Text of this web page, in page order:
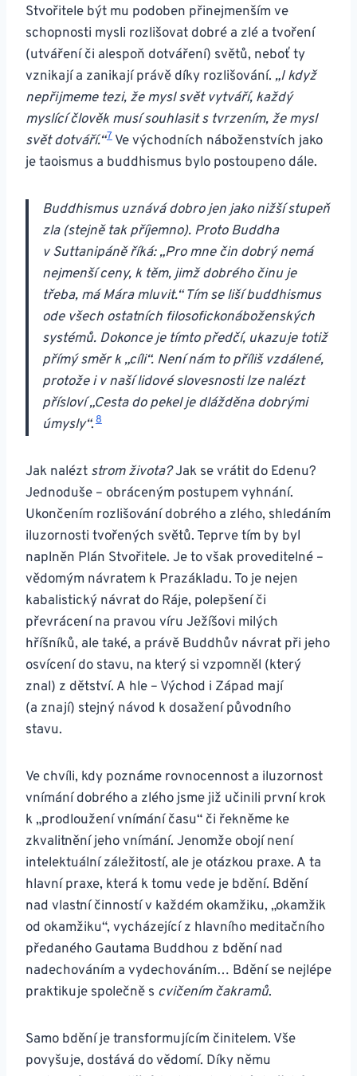
Stvořitele být mu podoben přinejmenším ve
schopnosti mysli rozlišovat dobré a zlé a tvoření
(utváření či alespoň dotváření) světů, neboť ty
vznikají a zanikají právě díky rozlišování. „I když
nepřijmeme tezi, že mysl svět vytváří, každý
myslící člověk musí souhlasit s tvrzením, že mysl
svět dotváří.“7Ve východních náboženstvích jako
je taoismus a buddhismus bylo postoupeno dále.
Buddhismus uznává dobro jen jako nižší stupeň
zla (stejně tak příjemno). Proto Buddha
v Suttanipáně říká: „Pro mne čin dobrý nemá
nejmenší ceny, k těm, jimž dobrého činu je
třeba, má Mára mluvit.“ Tím se liší buddhismus
ode všech ostatních filosofickonáboženských
systémů. Dokonce je tímto předčí, ukazuje totiž
přímý směr k „cíli“. Není nám to příliš vzdálené,
protože i v naší lidové slovesnosti lze nalézt
přísloví „Cesta do pekel je dlážděna dobrými
úmysly“.8
Jak nalézt strom života?Jak se vrátit do Edenu?
Jednoduše – obráceným postupem vyhnání.
Ukončením rozlišování dobrého a zlého, shledáním
iluzornosti tvořených světů. Teprve tím by byl
naplněn Plán Stvořitele. Je to však proveditelné –
vědomým návratem k Prazákladu. To je nejen
kabalistický návrat do Ráje, polepšení či
převrácení na pravou víru Ježíšovi milých
hříšníků, ale také, a právě Buddhův návrat při jeho
osvícení do stavu, na který si vzpomněl (který
znal) z dětství. A hle – Východ i Západ mají
(a znají) stejný návod k dosažení původního
stavu.
Ve chvíli, kdy poznáme rovnocennost a iluzornost
vnímání dobrého a zlého jsme již učinili první krok
k „prodloužení vnímání času“ či řekněme ke
zkvalitnění jeho vnímání. Jenomže obojí není
intelektuální záležitostí, ale je otázkou praxe. A ta
hlavní praxe, která k tomu vede je bdění. Bdění
nad vlastní činností v každém okamžiku, „okamžik
od okamžiku“, vycházející z hlavního meditačního
předaného Gautama Buddhou z bdění nad
nadechováním a vydechováním… Bdění se nejlépe
praktikuje společně s cvičením čakramů.
Samo bdění je transformujícím činitelem. Vše
povyšuje, dostává do vědomí. Díky němu